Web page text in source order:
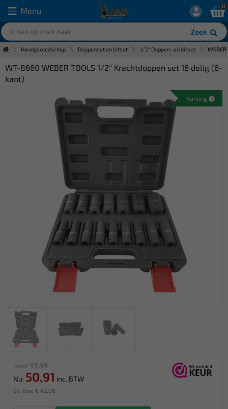
Menu
Zoek
0
Handgereedschap Doppenset en bitset 1/2" Doppen- en bitset
WT-8660 WEBER TOOLS 1/2'' Krachtdoppen set 16 delig (6-
kant)
Korting
Van: 59,89
Nu: 50,91 inc. BTW
Ex. btw: € 42,08